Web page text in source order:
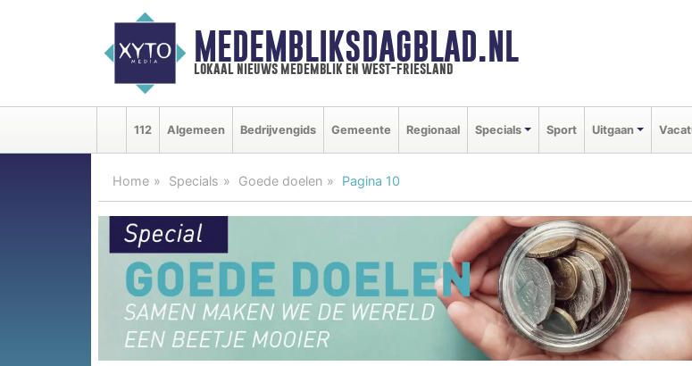
MEDEMBLIKSDAGBLAD.NL
lokaal nieuws medemblik en west-friesland
112 Algemeen Bedrijvengids Gemeente Regionaal Specials Sport Uitgaan
Home Specials Goede doelen Pagina 10